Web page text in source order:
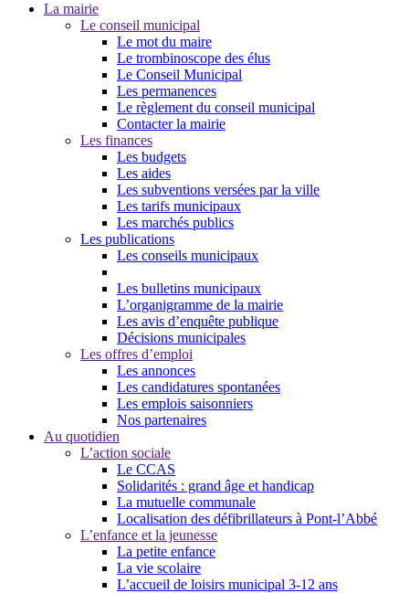
La mairie
Le conseil municipal
Le mot du maire
Le trombinoscope des élus
Le Conseil Municipal
Les permanences
Le règlement du conseil municipal
Contacter la mairie
Les finances
Les budgets
Les aides
Les subventions versées par la ville
Les tarifs municipaux
Les marchés publics
Les publications
Les conseils municipaux
Les bulletins municipaux
L’organigramme de la mairie
Les avis d’enquête publique
Décisions municipales
Les offres d’emploi
Les annonces
Les candidatures spontanées
Les emplois saisonniers
Nos partenaires
Au quotidien
L’action sociale
Le CCAS
Solidarités : grand âge et handicap
La mutuelle communale
Localisation des défibrillateurs à Pont-l’Abbé
L’enfance et la jeunesse
La petite enfance
La vie scolaire
L’accueil de loisirs municipal 3-12 ans